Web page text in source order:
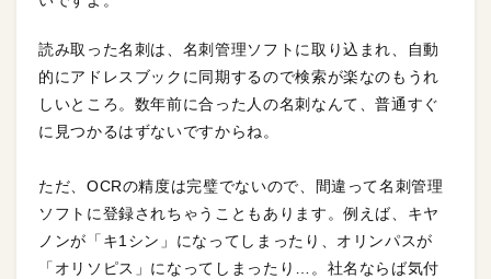
読み取った名刺は、名刺管理ソフトに取り込まれ、自動
的にアドレスブックに同期するので検索が楽なのもうれ
しいところ。数年前に合った人の名刺なんて、普通すぐ
に見つかるはずないですからね。
ただ、OCRの精度は完璧でないので、間違って名刺管理
ソフトに登録されちゃうこともあります。例えば、キヤ
ノンが「キ1シン」になってしまったり、オリンパスが
「オリソピス」になってしまったり…。社名ならば気付